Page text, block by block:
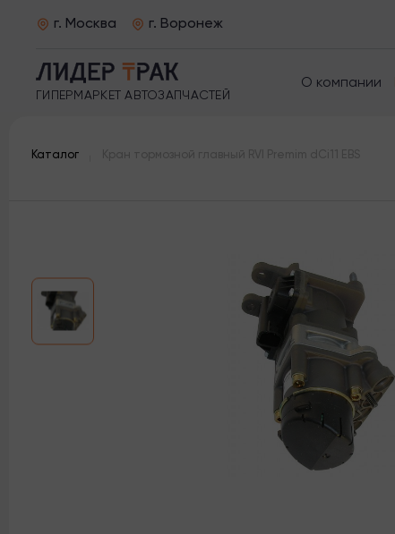
г. Москва г. Воронеж
ГИПЕРМАРКЕТ АВТОЗАПЧАСТЕЙ
О компании
Каталог